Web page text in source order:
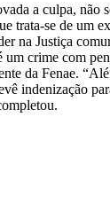
a culpa, não
trata-se de um
na Justiça
um crime com
da Fenae.
indenização